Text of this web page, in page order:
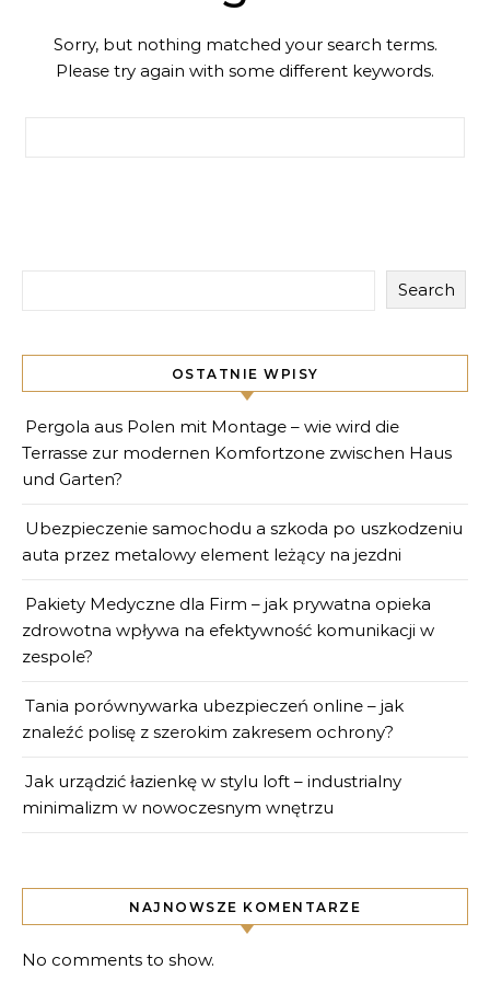
Sorry, but nothing matched your search terms.
Please try again with some different keywords.
Search
OSTATNIE WPISY
Pergola aus Polen mit Montage – wie wird die
Terrasse zur modernen Komfortzone zwischen Haus
und Garten?
Ubezpieczenie samochodu a szkoda po uszkodzeniu
auta przez metalowy element leżący na jezdni
Pakiety Medyczne dla Firm – jak prywatna opieka
zdrowotna wpływa na efektywność komunikacji w
zespole?
Tania porównywarka ubezpieczeń online – jak
znaleźć polisę z szerokim zakresem ochrony?
Jak urządzić łazienkę w stylu loft – industrialny
minimalizm w nowoczesnym wnętrzu
NAJNOWSZE KOMENTARZE
No comments to show.